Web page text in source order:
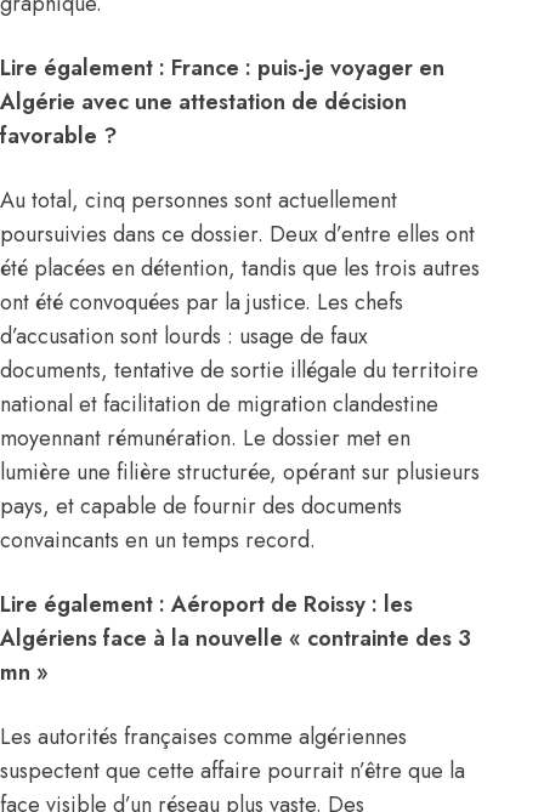
Lire également : France : puis-je voyager en
Algérie avec une attestation de décision
favorable ?
Au total, cinq personnes sont actuellement
poursuivies dans ce dossier. Deux d’entre elles ont
été placées en détention, tandis que les trois autres
ont été convoquées par la justice. Les chefs
d’accusation sont lourds : usage de faux
documents, tentative de sortie illégale du territoire
national et facilitation de migration clandestine
moyennant rémunération. Le dossier met en
lumière une filière structurée, opérant sur plusieurs
pays, et capable de fournir des documents
convaincants en un temps record.
Lire également : Aéroport de Roissy : les
Algériens face à la nouvelle « contrainte des 3
mn »
Les autorités françaises comme algériennes
suspectent que cette affaire pourrait n’être que la
face visible d’un réseau plus vaste. Des